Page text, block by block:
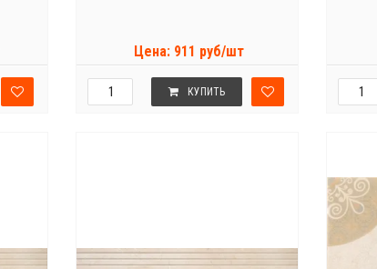
Цена: 911 руб/шт
КУПИТЬ